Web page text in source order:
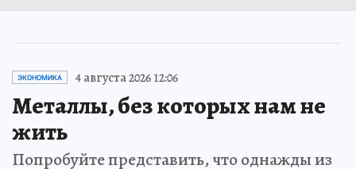
ЭКОНОМИКА 4 августа 2026 12:06
Металлы, без которых нам не
жить
Попробуйте представить, что однажды из